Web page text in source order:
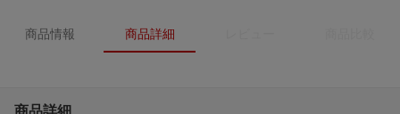
商品情報 商品詳細
商品詳細